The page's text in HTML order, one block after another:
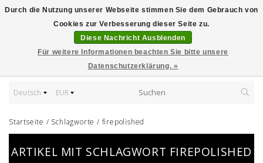
Deutsch EUR
Startseite / Schlagworte / firepolished
ARTIKEL MIT SCHLAGWORT FIREPOLISHED
Durch die Nutzung unserer Webseite stimmen Sie dem Gebrauch von
Cookies zur Verbesserung dieser Seite zu.
Diese Nachricht Ausblenden
Für weitere Informationen beachten Sie bitte unsere
Datenschutzerklärung. »